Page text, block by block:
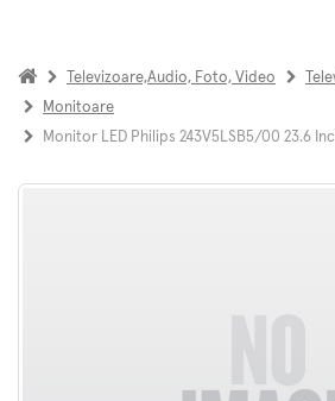
Televizoare,Audio, Foto, Video
Monitoare
Monitor LED Philips 243V5LSB5/00 23.6